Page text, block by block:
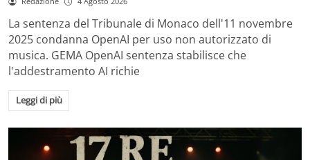
La sentenza del Tribunale di Monaco dell'11 novembre
2025 condanna OpenAI per uso non autorizzato di
musica. GEMA OpenAI sentenza stabilisce che
l'addestramento AI richie
Leggi di più